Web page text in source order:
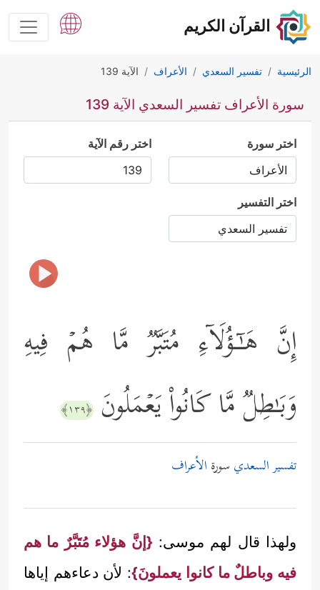
القرآن الكريم
الرئيسية تفسير السعدي الأعراف الآية 139
سورة الأعراف تفسير السعدي الآية 139
اختر سورة اختر رقم الآية
اختر التفسير
إِنَّ هَـٰۤـؤُلَاۤءِ مُتَبَّرࣱ مَّا هُمۡ فِیهِ
وَبَـٰطِلࣱ مَّا كَانُواْ یَعۡمَلُونَ ﴿١٣٩﴾
تفسير السعدي سورة الأعراف
ولهذا قال لهم موسى: {إنَّ هؤلاء مُتَبَّرٌ ما هم
فيه وباطلٌ ما كانوا يعملونَ}: لأن دعاءهم إياها